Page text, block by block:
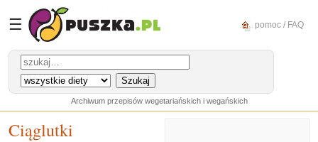
☰ pomoc / FAQ
Archiwum przepisów wegetariańskich i wegańskich
Ciąglutki